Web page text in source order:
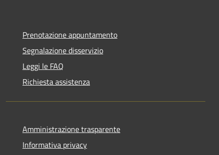
Prenotazione appuntamento
Segnalazione disservizio
Leggi le FAQ
Richiesta assistenza
Amministrazione trasparente
Informativa privacy